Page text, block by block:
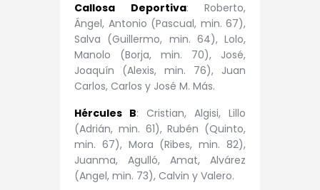
Callosa Deportiva: Roberto,
Ángel, Antonio (Pascual, min. 67),
Salva (Guillermo, min. 64), Lolo,
Manolo (Borja, min. 70), José,
Joaquín (Alexis, min. 76), Juan
Carlos, Carlos y José M. Más.
Hércules B: Cristian, Algisi, Lillo
(Adrián, min. 61), Rubén (Quinto,
min. 67), Mora (Ribes, min. 82),
Juanma, Agulló, Amat, Alvárez
(Angel, min. 73), Calvin y Valero.